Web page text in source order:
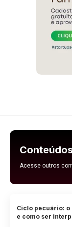
Acesse outros
Ciclo pecuário: o
e como ser